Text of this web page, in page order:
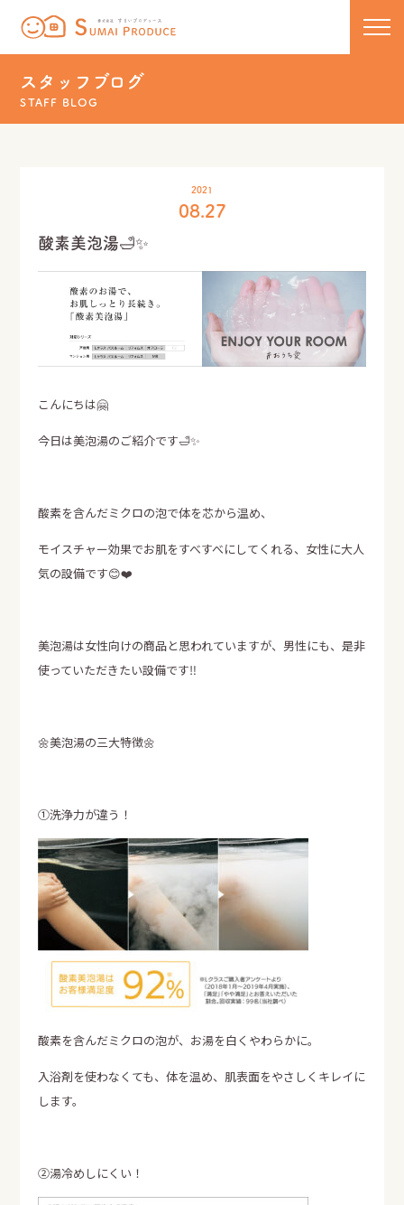
コンセプト
新築
HOMA
新築実績一覧
リフォーム・リノベーション
リフォーム実績一覧
新着情報・イベント
スタッフブログ
お問い合わせ
TEL.
SHARE LINE Instagram
スタッフブログ
STAFF BLOG
2021
08.27
酸素美泡湯🛁✨
こんにちは🤗
今日は美泡湯のご紹介です🛁✨
酸素を含んだミクロの泡で体を芯から温め、
モイスチャー効果でお肌をすべすべにしてくれる、女性に大人
気の設備です😊❤️
美泡湯は女性向けの商品と思われていますが、男性にも、是非
使っていただきたい設備です‼️
🌼美泡湯の三大特徴🌼
①洗浄力が違う！
酸素を含んだミクロの泡が、お湯を白くやわらかに。
入浴剤を使わなくても、体を温め、肌表面をやさしくキレイに
します。
②湯冷めしにくい！